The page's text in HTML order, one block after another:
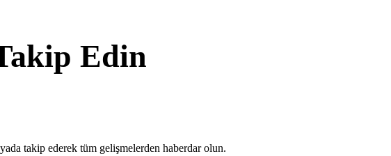
Edin
takip ederek tüm gelişmelerden haberdar olun.